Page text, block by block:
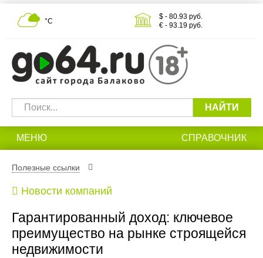
°С
$ - 80.93 руб.
€ - 93.19 руб.
НАЙТИ
МЕНЮ СПРАВОЧНИК
Полезные ссылки
Новости компаний
Гарантированный доход: ключевое
преимущество на рынке строящейся
недвижимости